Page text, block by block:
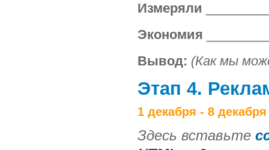
Измеряли
Экономия
Вывод: (Как мы
Этап 4.
1 декабря - 8 декабря
Здесь вставьте